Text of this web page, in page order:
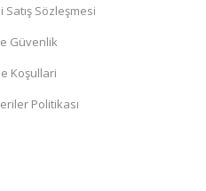
Satış Sözleşmesi
Güvenlik
Koşullari
Politikası